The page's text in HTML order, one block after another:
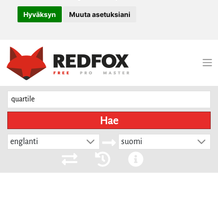
Hyväksyn Muuta asetuksiani
Hae
englanti suomi